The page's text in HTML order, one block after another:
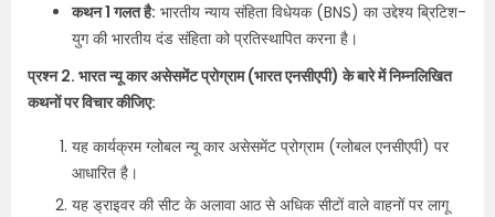
कथन 1 गलत है: भारतीय न्याय संहिता विधेयक (BNS) का उद्देश्य ब्रिटिश-
युग की भारतीय दंड संहिता को प्रतिस्थापित करना है।
प्रश्न 2. भारत न्यू कार असेसमेंट प्रोग्राम (भारत एनसीएपी) के बारे में निम्नलिखित
कथनों पर विचार कीजिए:
यह कार्यक्रम ग्लोबल न्यू कार असेसमेंट प्रोग्राम (ग्लोबल एनसीएपी) पर
आधारित है।
यह ड्राइवर की सीट के अलावा आठ से अधिक सीटों वाले वाहनों पर लागू